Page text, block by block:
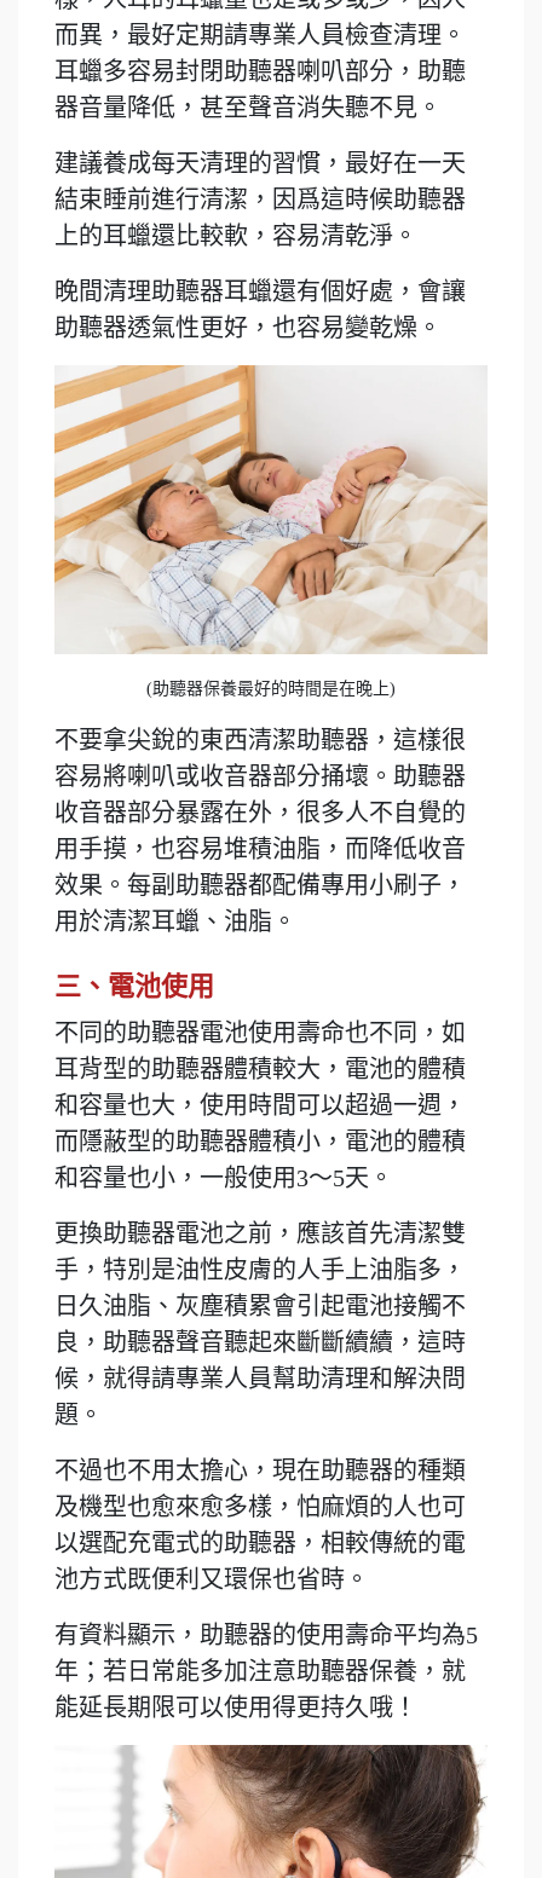
而異，最好定期請專業人員檢查清理。
耳蠟多容易封閉助聽器喇叭部分，助聽
器音量降低，甚至聲音消失聽不見。
建議養成每天清理的習慣，最好在一天
結束睡前進行清潔，因爲這時候助聽器
上的耳蠟還比較軟，容易清乾淨。
晚間清理助聽器耳蠟還有個好處，會讓
助聽器透氣性更好，也容易變乾燥。
(助聽器保養最好的時間是在晚上)
不要拿尖銳的東西清潔助聽器，這樣很
容易將喇叭或收音器部分捅壞。助聽器
收音器部分暴露在外，很多人不自覺的
用手摸，也容易堆積油脂，而降低收音
效果。每副助聽器都配備專用小刷子，
用於清潔耳蠟、油脂。
三、電池使用
不同的助聽器電池使用壽命也不同，如
耳背型的助聽器體積較大，電池的體積
和容量也大，使用時間可以超過一週，
而隱蔽型的助聽器體積小，電池的體積
和容量也小，一般使用3～5天。
更換助聽器電池之前，應該首先清潔雙
手，特別是油性皮膚的人手上油脂多，
日久油脂、灰塵積累會引起電池接觸不
良，助聽器聲音聽起來斷斷續續，這時
候，就得請專業人員幫助清理和解決問
題。
不過也不用太擔心，現在助聽器的種類
及機型也愈來愈多樣，怕麻煩的人也可
以選配充電式的助聽器，相較傳統的電
池方式既便利又環保也省時。
有資料顯示，助聽器的使用壽命平均為5
年；若日常能多加注意助聽器保養，就
能延長期限可以使用得更持久哦！